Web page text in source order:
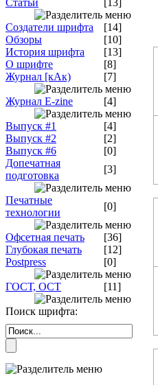
Статьи [13]
Создатели шрифта
[14]
Обзоры
[10]
История шрифта
[13]
О шрифте
[8]
Журнал [кАк)
[7]
Журнал E-zine [4]
Выпуск #1
[4]
Выпуск #2
[2]
Выпуск #6
[0]
Допечатная
подготовка
[3]
Печатные
технологии
[0]
Офсетная печать
[36]
Глубокая печать
[12]
Postpress
[0]
ГОСТ, ОСТ [11]
Поиск шрифта: